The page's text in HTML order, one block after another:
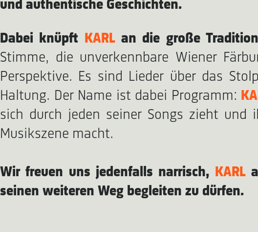
und authentische Geschichten.
Dabei knüpft KARLan die große
Stimme, die unverkennbare Wiener
Perspektive. Es sind Lieder über das
Haltung. Der Name ist dabei Programm:
sich durch jeden seiner Songs zieht und
Musikszene macht.
Wir freuen uns jedenfalls narrisch, KARL
seinen weiteren Weg begleiten zu dürfen.